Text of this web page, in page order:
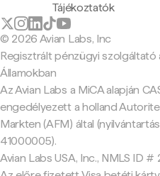
Tájékoztatók
© 2026 Avian Labs, Inc
Regisztrált pénzügyi szolgáltató
Államokban
Az Avian Labs a MiCA alapján
engedélyezett a holland
Markten (AFM) által
41000005).
Avian Labs USA, Inc., NMLS ID